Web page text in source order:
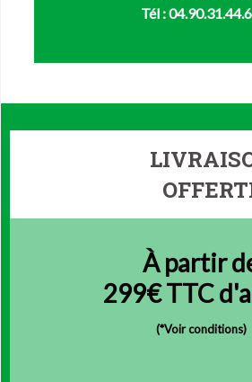
Tél :
À partir
299€ TTC
(*Voir conditions)